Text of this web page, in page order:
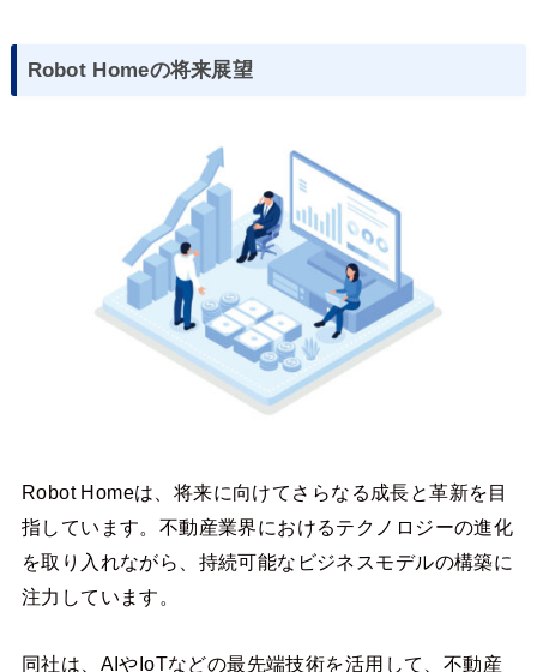
Robot Homeの将来展望
Robot Homeは、将来に向けてさらなる成長と革新を目
指しています。不動産業界におけるテクノロジーの進化
を取り入れながら、持続可能なビジネスモデルの構築に
注力しています。
同社は、AIやIoTなどの最先端技術を活用して、不動産